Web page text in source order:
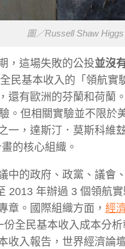
圖／Russell Shaw Higgs
，這場失敗的公投並沒
民基本收入的「領航
還有歐洲的芬蘭和荷蘭
。但相關實驗並不限
一，達斯汀．莫斯科維
的核心組織。
中的政府、政黨、議會
2013 年辦過 3 個領航
章。國際組織方面， 經
份全民基本收入成本分
收入報告，世界經濟論